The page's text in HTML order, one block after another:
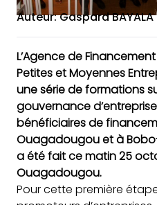
Auteur: Gaspard BAYALA
L’Agence de
Petites et Moyennes
une série de formations
gouvernance
bénéficiaires de
Ouagadougou et à
a été fait ce matin 25
Ouagadougou.
Pour cette première